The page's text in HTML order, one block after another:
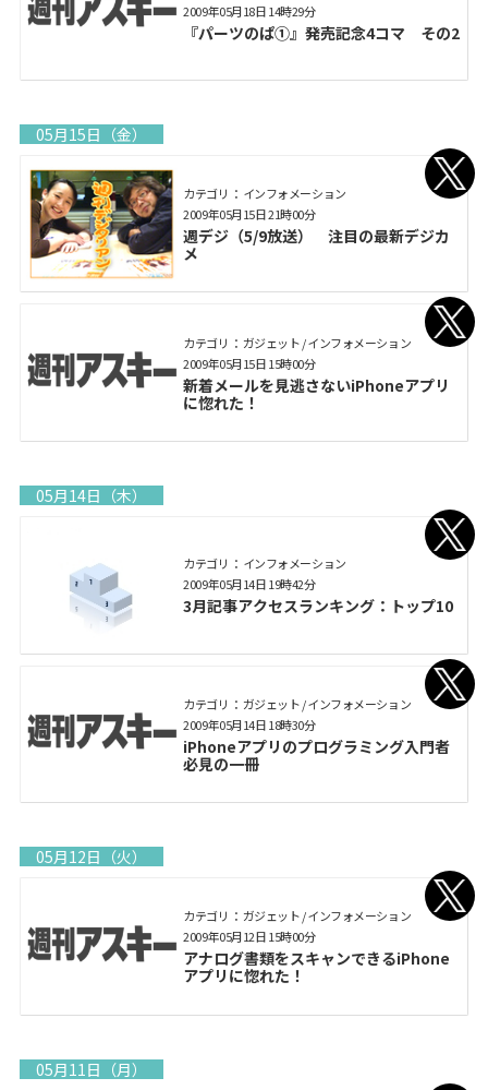
『パーツのぱ①』発売記念4コマ その2
2009年05月18日 14時29分
05月15日（金）
カテゴリ： インフォメーション
週デジ（5/9放送） 注目の最新デジカ
メ
2009年05月15日 21時00分
カテゴリ： ガジェット / インフォメーション
新着メールを見逃さないiPhoneアプリ
に惚れた！
2009年05月15日 15時00分
05月14日（木）
カテゴリ： インフォメーション
3月記事アクセスランキング：トップ10
2009年05月14日 19時42分
カテゴリ： ガジェット / インフォメーション
iPhoneアプリのプログラミング入門者
必見の一冊
2009年05月14日 18時30分
05月12日（火）
カテゴリ： ガジェット / インフォメーション
アナログ書類をスキャンできるiPhone
アプリに惚れた！
2009年05月12日 15時00分
05月11日（月）